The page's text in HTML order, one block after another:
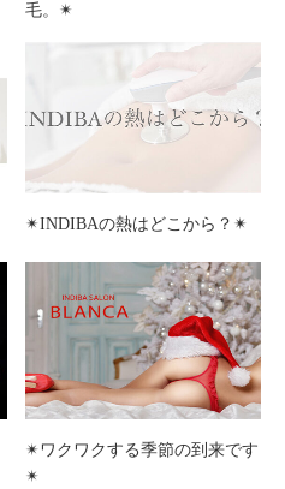
毛。✴︎
✴︎INDIBAの熱はどこから？✴︎
✴︎ワクワクする季節の到来です
✴︎